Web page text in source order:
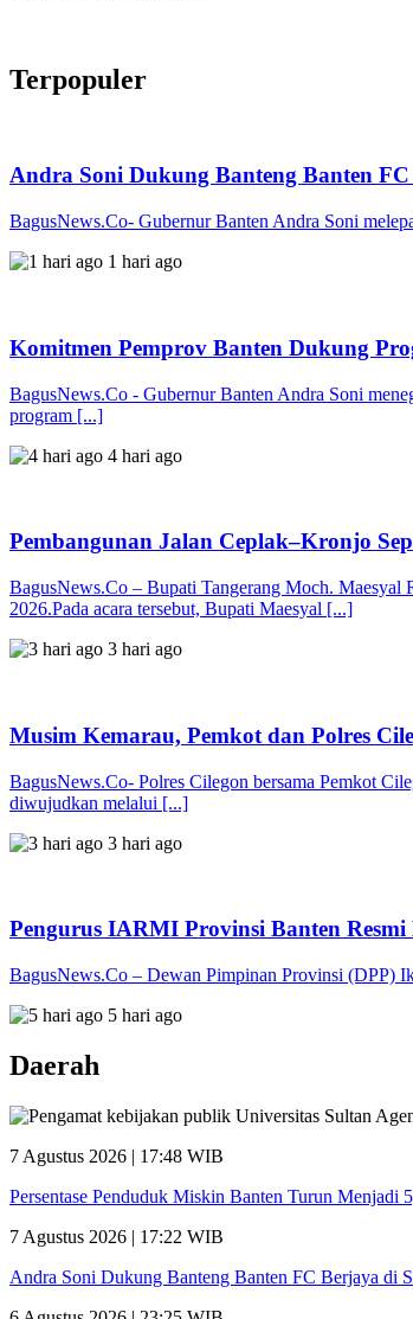
Terpopuler
Andra Soni Dukung Banteng Banten
BagusNews.Co- Gubernur Banten Andra Soni
1 hari ago
Komitmen Pemprov Banten Dukung
BagusNews.Co - Gubernur Banten Andra Soni
program [...]
4 hari ago
Pembangunan Jalan Ceplak–Kronjo
BagusNews.Co – Bupati Tangerang Moch. Maesyal
2026.Pada acara tersebut, Bupati Maesyal [...]
3 hari ago
Musim Kemarau, Pemkot dan Polres
BagusNews.Co- Polres Cilegon bersama Pemkot
diwujudkan melalui [...]
3 hari ago
Pengurus IARMI Provinsi Banten
BagusNews.Co – Dewan Pimpinan Provinsi (DPP)
5 hari ago
Daerah
7 Agustus 2026 | 17:48 WIB
Persentase Penduduk Miskin Banten Turun Menjadi
7 Agustus 2026 | 17:22 WIB
Andra Soni Dukung Banteng Banten FC Berjaya di